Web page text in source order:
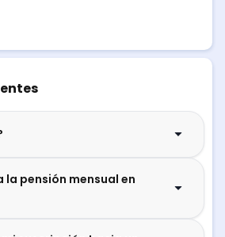
la pensión mensual en